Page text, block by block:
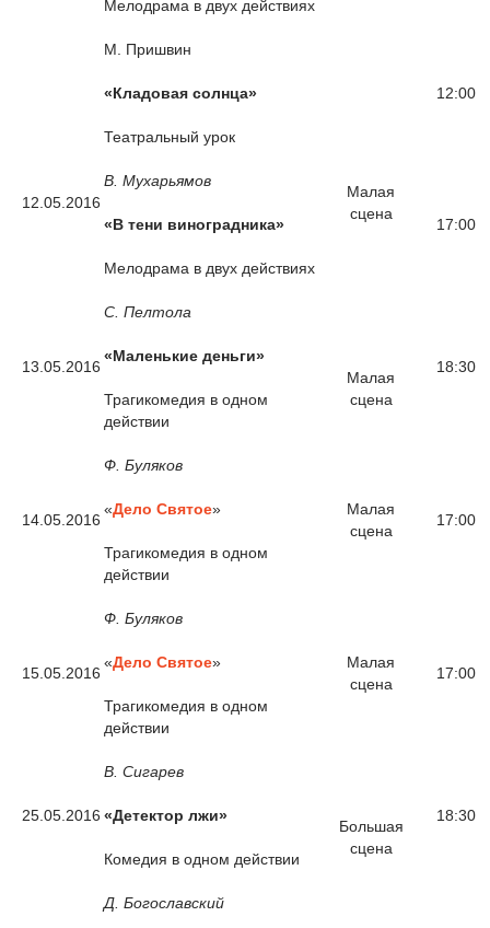
Мелодрама в двух действиях
12.05.2016
М. Пришвин
«Кладовая солнца»
Театральный урок
Малая
сцена
12:00
В. Мухарьямов
«В тени виноградника»
Мелодрама в двух действиях
17:00
13.05.2016
С. Пелтола
«Маленькие деньги»
Трагикомедия в одном
действии
Малая
сцена
18:30
14.05.2016
Ф. Буляков
«Дело Святое»
Трагикомедия в одном
действии
Малая
сцена
17:00
15.05.2016
Ф. Буляков
«Дело Святое»
Трагикомедия в одном
действии
Малая
сцена
17:00
25.05.2016
В. Сигарев
«Детектор лжи»
Комедия в одном действии
Большая
сцена
18:30
Д. Богославский